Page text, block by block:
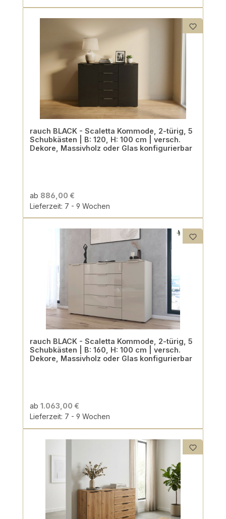
rauch BLACK - Scaletta Kommode, 2-türig, 5
Schubkästen | B: 120, H: 100 cm | versch.
Dekore, Massivholz oder Glas konfigurierbar
ab 886,00 €
Lieferzeit: 7 - 9 Wochen
rauch BLACK - Scaletta Kommode, 2-türig, 5
Schubkästen | B: 160, H: 100 cm | versch.
Dekore, Massivholz oder Glas konfigurierbar
ab 1.063,00 €
Lieferzeit: 7 - 9 Wochen